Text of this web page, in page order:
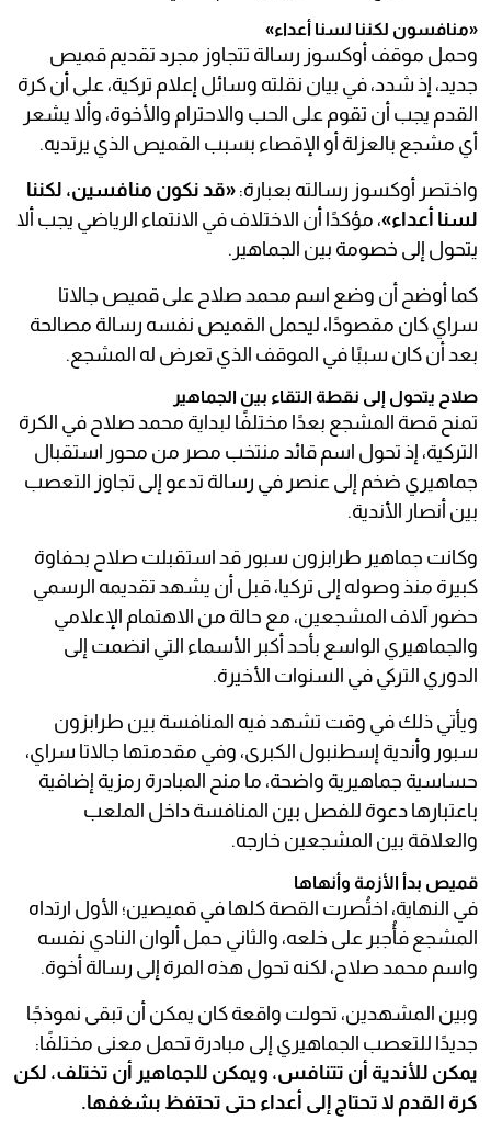
«منافسون لكننا لسنا أعداء»
وحمل موقف أوكسوز رسالة تتجاوز مجرد تقديم قميص
جديد، إذ شدد، في بيان نقلته وسائل إعلام تركية، على أن كرة
القدم يجب أن تقوم على الحب والاحترام والأخوة، وألا يشعر
أي مشجع بالعزلة أو الإقصاء بسبب القميص الذي يرتديه.
واختصر أوكسوز رسالته بعبارة: «قد نكون منافسين، لكننا
لسنا أعداء»، مؤكدًا أن الاختلاف في الانتماء الرياضي يجب ألا
يتحول إلى خصومة بين الجماهير.
كما أوضح أن وضع اسم محمد صلاح على قميص جالاتا
سراي كان مقصودًا، ليحمل القميص نفسه رسالة مصالحة
بعد أن كان سببًا في الموقف الذي تعرض له المشجع.
صلاح يتحول إلى نقطة التقاء بين الجماهير
تمنح قصة المشجع بعدًا مختلفًا لبداية محمد صلاح في الكرة
التركية، إذ تحول اسم قائد منتخب مصر من محور استقبال
جماهيري ضخم إلى عنصر في رسالة تدعو إلى تجاوز التعصب
بين أنصار الأندية.
وكانت جماهير طرابزون سبور قد استقبلت صلاح بحفاوة
كبيرة منذ وصوله إلى تركيا، قبل أن يشهد تقديمه الرسمي
حضور آلاف المشجعين، مع حالة من الاهتمام الإعلامي
والجماهيري الواسع بأحد أكبر الأسماء التي انضمت إلى
الدوري التركي في السنوات الأخيرة.
ويأتي ذلك في وقت تشهد فيه المنافسة بين طرابزون
سبور وأندية إسطنبول الكبرى، وفي مقدمتها جالاتا سراي،
حساسية جماهيرية واضحة، ما منح المبادرة رمزية إضافية
باعتبارها دعوة للفصل بين المنافسة داخل الملعب
والعلاقة بين المشجعين خارجه.
قميص بدأ الأزمة وأنهاها
في النهاية، اختُصرت القصة كلها في قميصين؛ الأول ارتداه
المشجع فأُجبر على خلعه، والثاني حمل ألوان النادي نفسه
واسم محمد صلاح، لكنه تحول هذه المرة إلى رسالة أخوة.
وبين المشهدين، تحولت واقعة كان يمكن أن تبقى نموذجًا
جديدًا للتعصب الجماهيري إلى مبادرة تحمل معنى مختلفًا:
يمكن للأندية أن تتنافس، ويمكن للجماهير أن تختلف، لكن
كرة القدم لا تحتاج إلى أعداء حتى تحتفظ بشغفها.